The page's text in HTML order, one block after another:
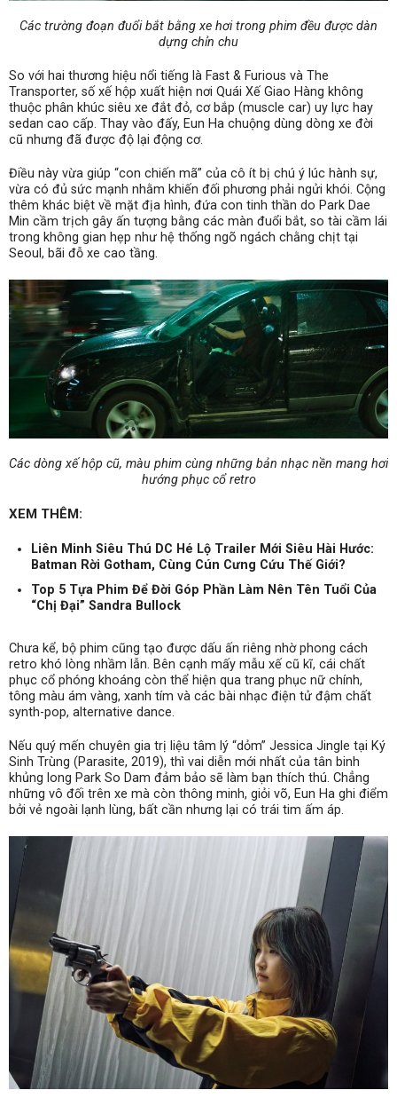
Các trường đoạn đuổi bắt bằng xe hơi trong phim đều được dàn
dựng chỉn chu
So với hai thương hiệu nổi tiếng là Fast & Furious và The
Transporter, số xế hộp xuất hiện nơi Quái Xế Giao Hàng không
thuộc phân khúc siêu xe đắt đỏ, cơ bắp (muscle car) uy lực hay
sedan cao cấp. Thay vào đấy, Eun Ha chuộng dùng dòng xe đời
cũ nhưng đã được độ lại động cơ.
Điều này vừa giúp “con chiến mã” của cô ít bị chú ý lúc hành sự,
vừa có đủ sức mạnh nhằm khiến đối phương phải ngửi khói. Cộng
thêm khác biệt về mặt địa hình, đứa con tinh thần do Park Dae
Min cầm trịch gây ấn tượng bằng các màn đuổi bắt, so tài cầm lái
trong không gian hẹp như hệ thống ngõ ngách chằng chịt tại
Seoul, bãi đỗ xe cao tầng.
Các dòng xế hộp cũ, màu phim cùng những bản nhạc nền mang hơi
hướng phục cổ retro
XEM THÊM:
Liên Minh Siêu Thú DC Hé Lộ Trailer Mới Siêu Hài Hước:
Batman Rời Gotham, Cùng Cún Cưng Cứu Thế Giới?
Top 5 Tựa Phim Để Đời Góp Phần Làm Nên Tên Tuổi Của
“Chị Đại” Sandra Bullock
Chưa kể, bộ phim cũng tạo được dấu ấn riêng nhờ phong cách
retro khó lòng nhầm lẫn. Bên cạnh mấy mẫu xế cũ kĩ, cái chất
phục cổ phóng khoáng còn thể hiện qua trang phục nữ chính,
tông màu ám vàng, xanh tím và các bài nhạc điện tử đậm chất
synth-pop, alternative dance.
Nếu quý mến chuyên gia trị liệu tâm lý “dỏm” Jessica Jingle tại Ký
Sinh Trùng (Parasite, 2019), thì vai diễn mới nhất của tân binh
khủng long Park So Dam đảm bảo sẽ làm bạn thích thú. Chẳng
những vô đối trên xe mà còn thông minh, giỏi võ, Eun Ha ghi điểm
bởi vẻ ngoài lạnh lùng, bất cần nhưng lại có trái tim ấm áp.